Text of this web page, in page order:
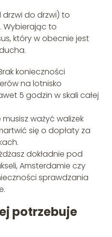
do drzwi) to
Wybierając to
który w obecnie jest
konieczności
na lotnisko
5 godzin w skali całej
musisz ważyć walizek
się o dopłaty za
dokładnie pod
Amsterdamie czy
sprawdzania
potrzebuje